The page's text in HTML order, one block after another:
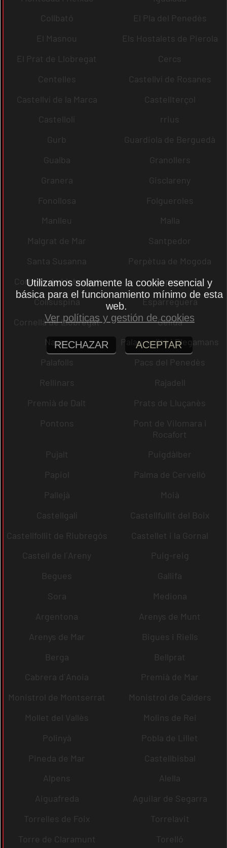
Collbató
El Pla del Penedès
El Masnou
Els Hostalets de Pierola
El Prat de Llobregat
Cercs
Centelles
Castellví de Rosanes
Castellví de la Marca
Castellterçol
Castellolí
rrius
Gurb
Guardiola de Berguedà
Gualba
Granollers
Granera
Gisclareny
Fonollosa
Folgueroles
Manlleu
Malla
Malgrat de Mar
Santpedor
Santa Susanna
Perpètua de Mogoda
Corbera de Llobregat
Copons
Collsuspina
Esparreguera
Cornellà de Llobregat
Gelida
Navas
Palau-solità i Plegamans
Palafolls
Pacs del Penedès
Rellinars
Rajadell
Premià de Dalt
Prats de Lluçanès
Pontons
Pont de Vilomara i
Rocafort
Pujalt
Puigdàlber
Papiol
Palma de Cervelló
Pallejà
Moià
Castellgalí
Castellfullit del Boix
Castellfollit de Riubregós
Castellet i la Gornal
Castell de l´Areny
Puig-reig
Begues
Gallifa
Sora
Mediona
Argentona
Arenys de Munt
Arenys de Mar
Bigues i Riells
Berga
Bellprat
Cabrera d´Anoia
Premià de Mar
Monistrol de Montserrat
Monistrol de Calders
Mollet del Vallès
Molins de Rei
Polinyà
Pobla de Lillet
Pineda de Mar
Castellbisbal
Alpens
Alella
Aiguafreda
Aguilar de Segarra
Torrelles de Foix
Torrelavit
Torre de Claramunt
Torelló
Utilizamos solamente la cookie esencial y
básica para el funcionamiento mínimo de esta
web.
Ver políticas y gestión de cookies
RECHAZAR ACEPTAR